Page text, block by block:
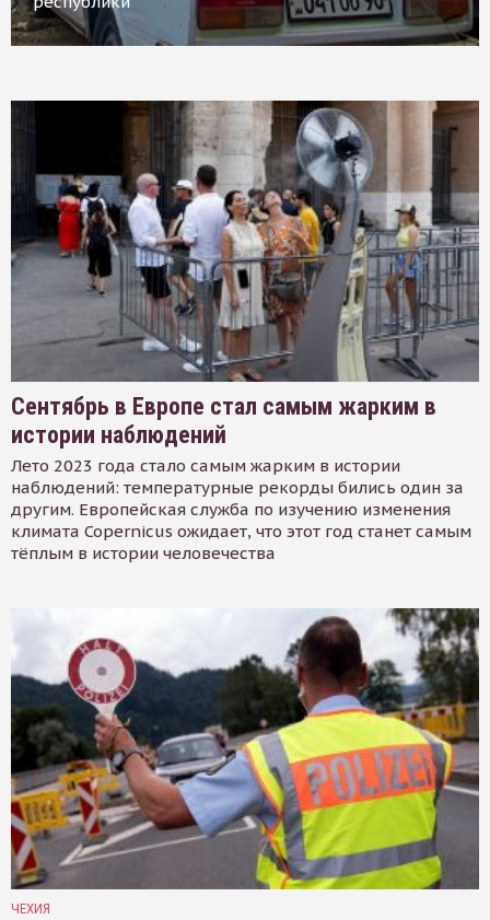
Сентябрь в Европе стал самым жарким в
истории наблюдений
Лето 2023 года стало самым жарким в истории
наблюдений: температурные рекорды бились один за
другим. Европейская служба по изучению изменения
климата Copernicus ожидает, что этот год станет самым
тёплым в истории человечества
ЧЕХИЯ